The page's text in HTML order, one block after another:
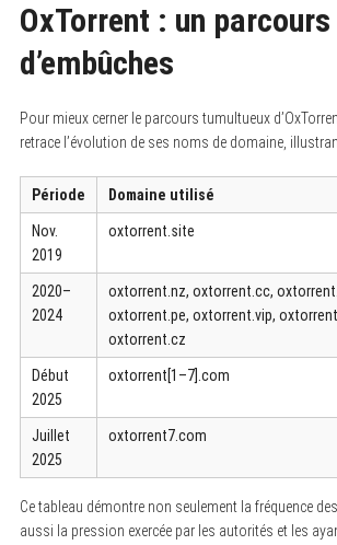
OxTorrent : un
d’embûches
Pour mieux cerner le parcours tumultueux
retrace l’évolution de ses noms de domaine,
Période Domaine utilisé
Nov.
2019
oxtorrent.site
2020–
2024
oxtorrent.nz, oxtorrent.cc,
oxtorrent.pe, oxtorrent.vip,
oxtorrent.cz
Début
2025
oxtorrent[1–7].com
Juillet
2025
oxtorrent7.com
Ce tableau démontre non seulement la fréquence
aussi la pression exercée par les autorités et les